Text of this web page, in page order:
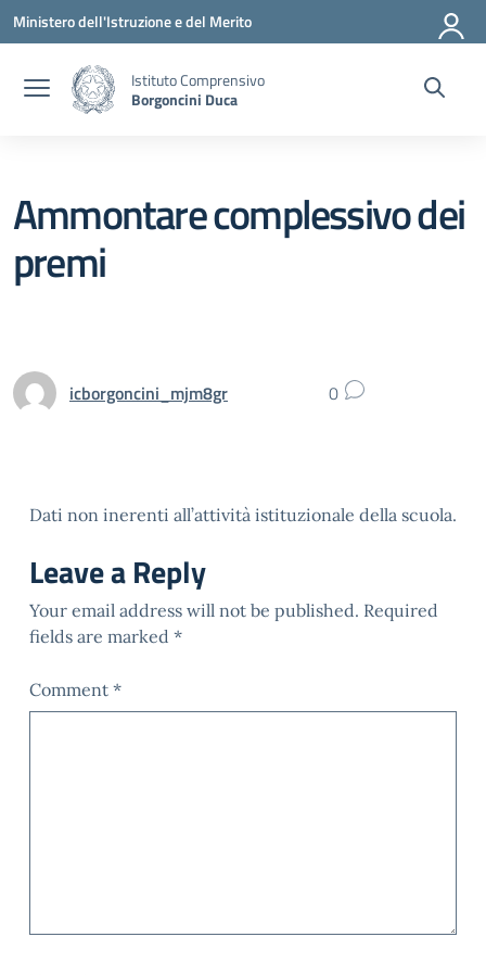
Vai ai contenuti
Vai al menu di navigazione
Vai al footer
Ministero dell'Istruzione e del Merito
Istituto Comprensivo
Borgoncini Duca
Ammontare complessivo dei
premi
icborgoncini_mjm8gr 0
Dati non inerenti all’attività istituzionale della scuola.
Leave a Reply
Your email address will not be published. Required
fields are marked *
Comment *